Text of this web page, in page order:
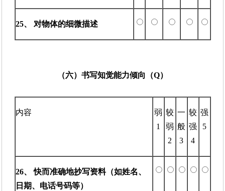
25、 对物体的细微描述
（六）书写知觉能力倾向（Q）
内容
弱
1
较
弱
2
一
般
3
较
强
4
强
5
26、 快而准确地抄写资料（如姓名、
日期、电话号码等）